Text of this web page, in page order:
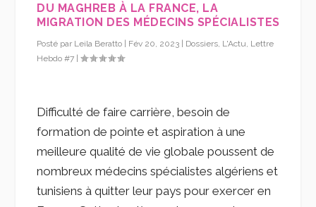
DU MAGHREB À LA FRANCE, LA
MIGRATION DES MÉDECINS SPÉCIALISTES
Posté par Leila Beratto | Fév 20, 2023 | Dossiers L'Actu Lettre
Hebdo #7 |
Difficulté de faire carrière, besoin de
formation de pointe et aspiration à une
meilleure qualité de vie globale poussent de
nombreux médecins spécialistes algériens et
tunisiens à quitter leur pays pour exercer en